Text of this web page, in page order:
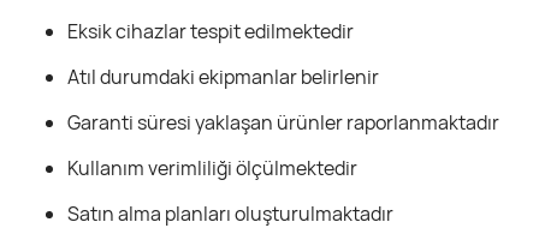
Eksik cihazlar tespit edilmektedir
Atıl durumdaki ekipmanlar belirlenir
Garanti süresi yaklaşan ürünler raporlanmaktadır
Kullanım verimliliği ölçülmektedir
Satın alma planları oluşturulmaktadır